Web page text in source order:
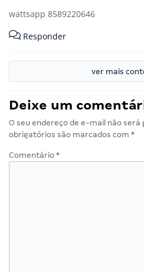
wattsapp 8589220646
Responder
ver mais
Deixe um
O seu endereço de e-mail não será
obrigatórios são marcados com *
Comentário *